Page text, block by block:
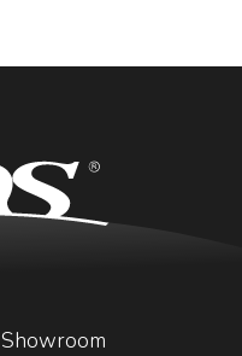
Showroom